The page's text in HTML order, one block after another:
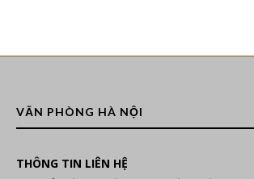
VĂN PHÒNG HÀ NỘI
THÔNG TIN LIÊN HỆ